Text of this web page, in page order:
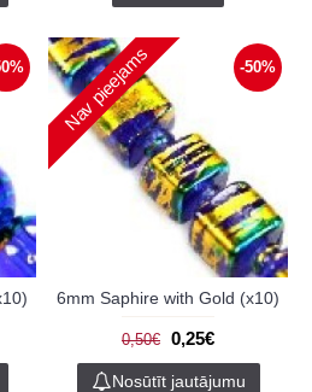
-50%
Nav pieejams
6mm Saphire with Gold (x10)
0,50€ 0,25€
Nosūtīt jautājumu